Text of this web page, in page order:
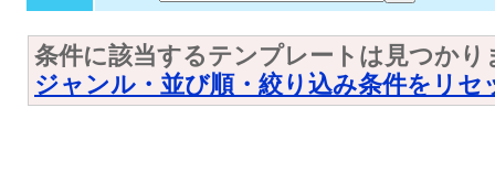
条件に該当するテンプレートは見つかり
ジャンル・並び順・絞り込み条件をリセ